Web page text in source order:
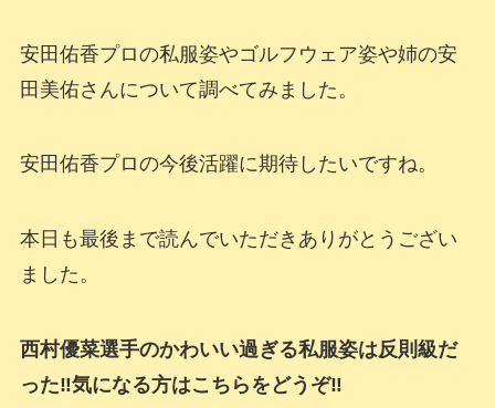
安田佑香プロの私服姿やゴルフウェア姿や姉の安
田美佑さんについて調べてみました。
安田佑香プロの今後活躍に期待したいですね。
本日も最後まで読んでいただきありがとうござい
ました。
西村優菜選手のかわいい過ぎる私服姿は反則級だ
った‼気になる方はこちらをどうぞ‼